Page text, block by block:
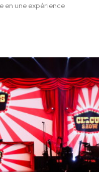
en une expérience